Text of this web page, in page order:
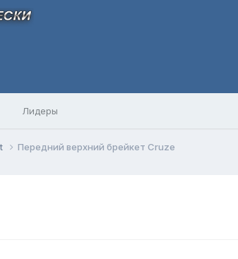
Лидеры
Передний верхний брейкет Cruze